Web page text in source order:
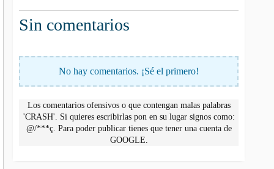
Sin comentarios
No hay comentarios. ¡Sé el primero!
Los comentarios ofensivos o que contengan malas palabras
'CRASH'. Si quieres escribirlas pon en su lugar signos como:
@/***ç. Para poder publicar tienes que tener una cuenta de
GOOGLE.